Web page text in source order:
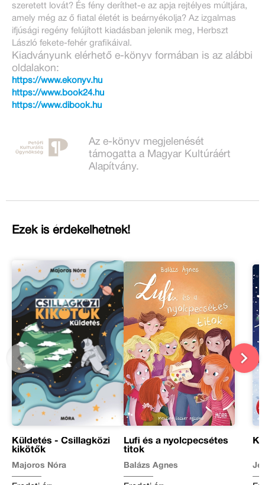
szeretett lovát? És fény deríthet-e az apja rejtélyes múltjára,
amely még az ő fiatal életét is beárnyékolja? Az izgalmas
ifjúsági regény felújított kiadásban jelenik meg, Herbszt
László fekete-fehér grafikáival.
Kiadványunk elérhető e-könyv formában is az alábbi
oldalakon:
https://www.ekonyv.hu
https://www.book24.hu
https://www.dibook.hu
Az e-könyv megjelenését
támogatta a Magyar Kultúráért
Alapítvány.
Ezek is érdekelhetnek!
Küldetés - Csillagközi
kikötők
Majoros Nóra
Lufi és a nyolcpecsétes
titok
Balázs Ágnes